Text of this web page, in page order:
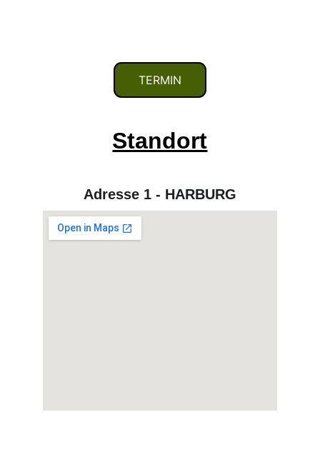
TERMIN
Standort
Adresse 1 - HARBURG